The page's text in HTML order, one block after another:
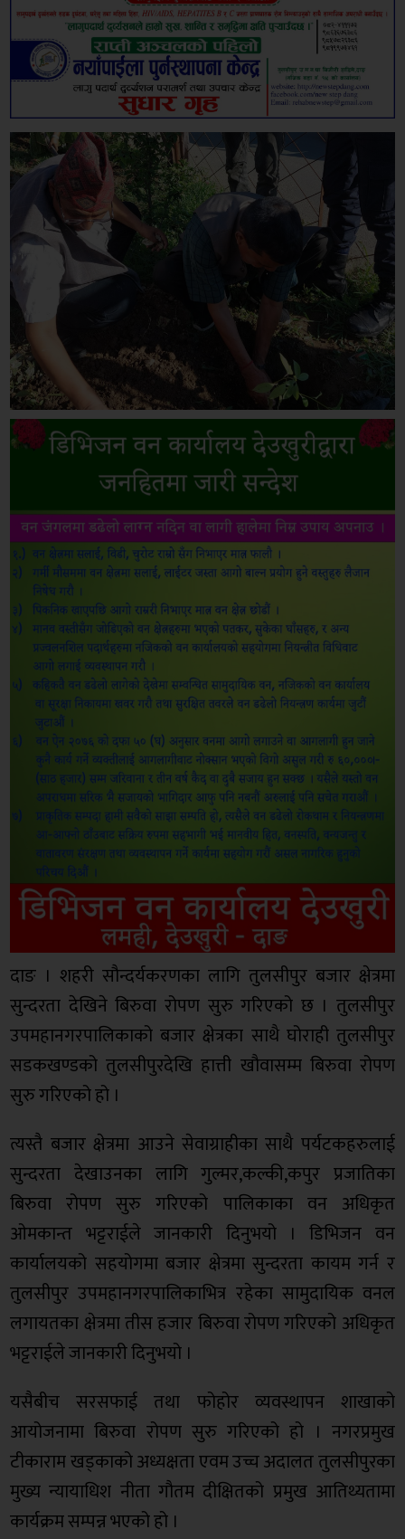
दाङ । शहरी सौन्दर्यकरणका लागि तुलसीपुर बजार क्षेत्रमा
सुन्दरता देखिने बिरुवा रोपण सुरु गरिएको छ । तुलसीपुर
उपमहानगरपालिकाको बजार क्षेत्रका साथै घोराही तुलसीपुर
सडकखण्डको तुलसीपुरदेखि हात्ती खौवासम्म बिरुवा रोपण
सुरु गरिएको हो ।
त्यस्तै बजार क्षेत्रमा आउने सेवाग्राहीका साथै पर्यटकहरुलाई
सुन्दरता देखाउनका लागि गुल्मर,कल्की,कपुर प्रजातिका
बिरुवा रोपण सुरु गरिएको पालिकाका वन अधिकृत
ओमकान्त भट्टराईले जानकारी दिनुभयो । डिभिजन वन
कार्यालयको सहयोगमा बजार क्षेत्रमा सुन्दरता कायम गर्न र
तुलसीपुर उपमहानगरपालिकाभित्र रहेका सामुदायिक वनल
लगायतका क्षेत्रमा तीस हजार बिरुवा रोपण गरिएको अधिकृत
भट्टराईले जानकारी दिनुभयो ।
यसैबीच सरसफाई तथा फोहोर व्यवस्थापन शाखाको
आयोजनामा बिरुवा रोपण सुरु गरिएको हो । नगरप्रमुख
टीकाराम खड्काको अध्यक्षता एवम उच्च अदालत तुलसीपुरका
मुख्य न्यायाधिश नीता गौतम दीक्षितको प्रमुख आतिथ्यतामा
कार्यक्रम सम्पन्न भएको हो ।